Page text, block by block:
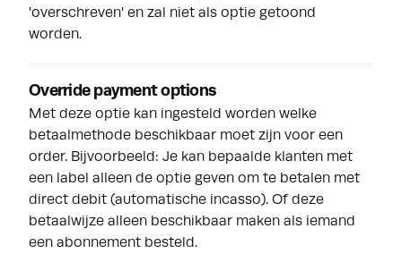
'overschreven' en zal niet als optie getoond
worden.
Override payment options
Met deze optie kan ingesteld worden welke
betaalmethode beschikbaar moet zijn voor een
order. Bijvoorbeeld: Je kan bepaalde klanten met
een label alleen de optie geven om te betalen met
direct debit (automatische incasso). Of deze
betaalwijze alleen beschikbaar maken als iemand
een abonnement besteld.